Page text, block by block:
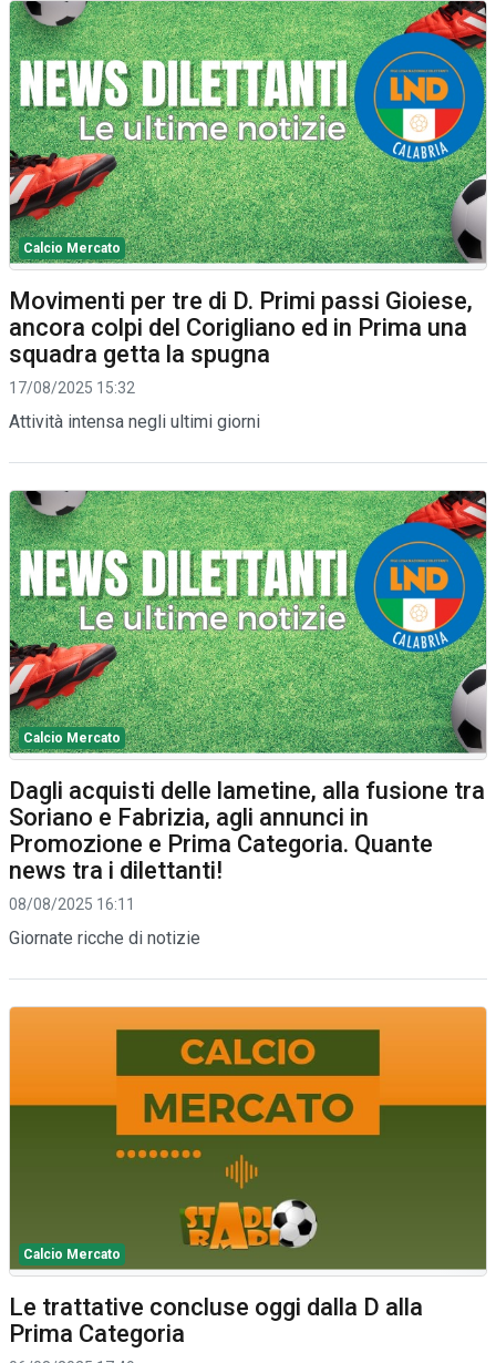
Calcio Mercato
Movimenti per tre di D. Primi passi Gioiese,
ancora colpi del Corigliano ed in Prima una
squadra getta la spugna
17/08/2025 15:32
Attività intensa negli ultimi giorni
Calcio Mercato
Dagli acquisti delle lametine, alla fusione tra
Soriano e Fabrizia, agli annunci in
Promozione e Prima Categoria. Quante
news tra i dilettanti!
08/08/2025 16:11
Giornate ricche di notizie
Calcio Mercato
Le trattative concluse oggi dalla D alla
Prima Categoria